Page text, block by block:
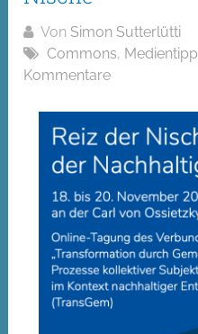
Von Simon Sutterlütti
Commons, Medientipp
Kommentare